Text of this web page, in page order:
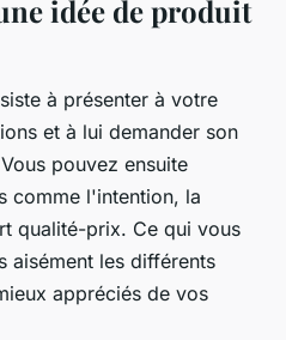
idée de produit
à présenter à votre
et à lui demander son
pouvez ensuite
comme l'intention, la
qualité-prix. Ce qui vous
aisément les différents
appréciés de vos